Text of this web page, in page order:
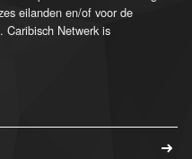
eilanden en/of voor de
Caribisch Netwerk is